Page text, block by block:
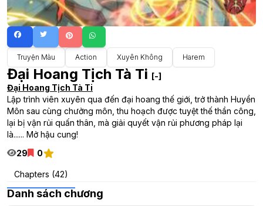
Truyện Màu Action Xuyên Không Harem
Đại Hoang Tịch Tà Ti [-]
Đại Hoang Tịch Tà Ti
Lập trình viên xuyên qua đến đại hoang thế giới, trở thành Huyền
Môn sau cùng chưởng môn, thu hoạch được tuyệt thế thần công,
lại bị vận rủi quấn thân, mà giải quyết vận rủi phương pháp lại
là...... Mở hậu cung!
29
0
Chapters (42)
Danh sách chương